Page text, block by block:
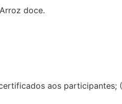
doce.
aos participantes;